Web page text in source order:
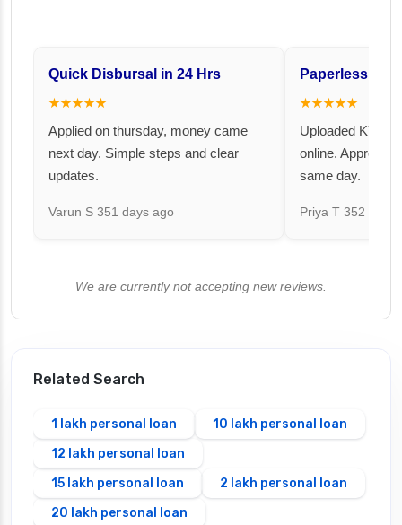
Quick Disbursal in 24 Hrs
★★★★★
Applied on thursday, money came
next day. Simple steps and clear
updates.
Varun S 351 days ago
Paperless and
★★★★★
Uploaded KYC
online. Approval
same day.
Priya T 352 days
We are currently not accepting new reviews.
Related Search
1 lakh personal loan
10 lakh personal loan
12 lakh personal loan
15 lakh personal loan
2 lakh personal loan
20 lakh personal loan